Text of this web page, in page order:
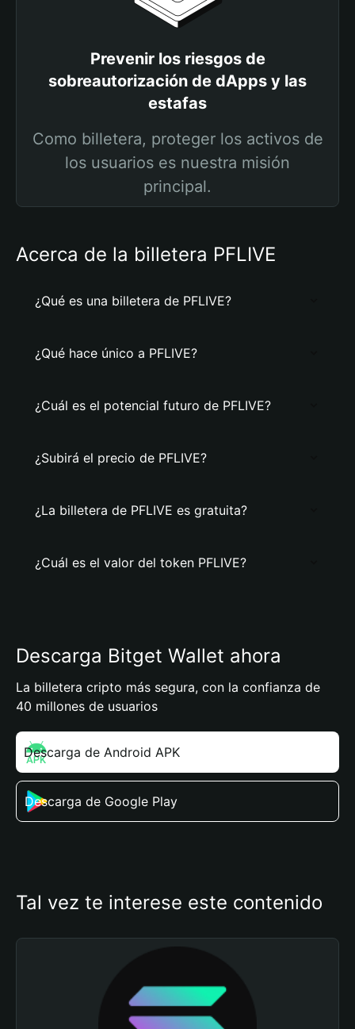
Prevenir los riesgos de
sobreautorización de dApps y las
estafas
Como billetera, proteger los activos de
los usuarios es nuestra misión
principal.
Acerca de la billetera PFLIVE
¿Qué es una billetera de PFLIVE?
¿Qué hace único a PFLIVE?
¿Cuál es el potencial futuro de PFLIVE?
¿Subirá el precio de PFLIVE?
¿La billetera de PFLIVE es gratuita?
¿Cuál es el valor del token PFLIVE?
Descarga Bitget Wallet ahora
La billetera cripto más segura, con la confianza de
40 millones de usuarios
Descarga de Android APK
Descarga de Google Play
Tal vez te interese este contenido